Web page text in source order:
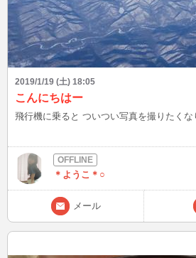
2019/1/19 (土) 18:05
こんにちはー
飛行機に乗ると ついつい写真を撮りたくな
＊ようこ＊○
メール